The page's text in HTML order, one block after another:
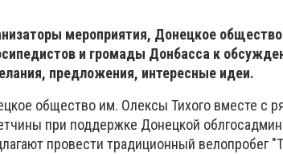
мероприятия, Донецкое
и громады Донбасса к
предложения, интересные идеи.
общество им. Олексы Тихого вместе с
при поддержке Донецкой
провести традиционный велопробег